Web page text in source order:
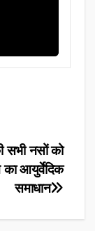
सभी नसों को
आयुर्वेदिक
समाधान